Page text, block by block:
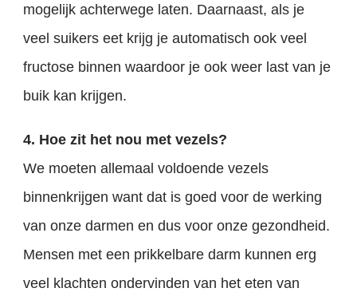
mogelijk achterwege laten. Daarnaast, als je
veel suikers eet krijg je automatisch ook veel
fructose binnen waardoor je ook weer last van je
buik kan krijgen.
4. Hoe zit het nou met vezels?
We moeten allemaal voldoende vezels
binnenkrijgen want dat is goed voor de werking
van onze darmen en dus voor onze gezondheid.
Mensen met een prikkelbare darm kunnen erg
veel klachten ondervinden van het eten van